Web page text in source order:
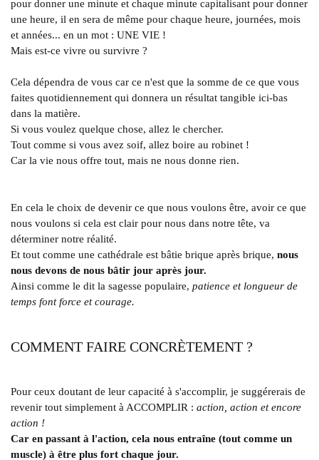
pour donner une minute et chaque minute capitalisant pour donner
une heure, il en sera de même pour chaque heure, journées, mois
et années... en un mot : UNE VIE !
Mais est-ce vivre ou survivre ?
Cela dépendra de vous car ce n'est que la somme de ce que vous
faites quotidiennement qui donnera un résultat tangible ici-bas
dans la matière.
Si vous voulez quelque chose, allez le chercher.
Tout comme si vous avez soif, allez boire au robinet !
Car la vie nous offre tout, mais ne nous donne rien.
En cela le choix de devenir ce que nous voulons être, avoir ce que
nous voulons si cela est clair pour nous dans notre tête, va
déterminer notre réalité.
Et tout comme une cathédrale est bâtie brique après brique, nous
nous devons de nous bâtir jour après jour.
Ainsi comme le dit la sagesse populaire, patience et longueur de
temps font force et courage.
COMMENT FAIRE CONCRÈTEMENT ?
Pour ceux doutant de leur capacité à s'accomplir, je suggérerais de
revenir tout simplement à ACCOMPLIR : action, action et encore
action !
Car en passant à l'action, cela nous entraîne (tout comme un
muscle) à être plus fort chaque jour.